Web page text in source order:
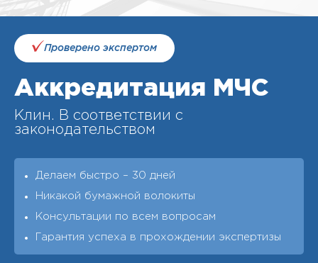
Проверено экспертом
Аккредитация МЧС
Клин. В соответствии с
законодательством
Делаем быстро – 30 дней
Никакой бумажной волокиты
Консультации по всем вопросам
Гарантия успеха в прохождении экспертизы